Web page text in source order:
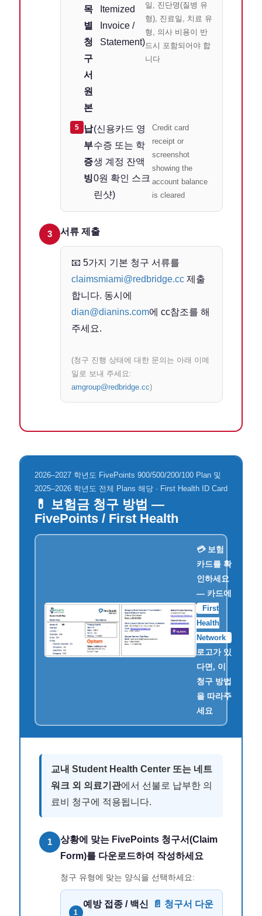
목
별
청
구
서
원
본
Itemized
Invoice /
Statement)
일, 진단명(질병 유
형), 진료일, 치료 유
형, 의사 비용이 반
드시 포함되어야 합
니다
5
납
부
증
빙
(신용카드 영
수증 또는 학
생 계정 잔액
0원 확인 스크
린샷)
Credit card
receipt or
screenshot
showing the
account balance
is cleared
3 서류 제출
📧 5가지 기본 청구 서류를
claimsmiami@redbridge.cc제출
합니다. 동시에
dian@dianins.com에 cc참조를 해
주세요.
(청구 진행 상태에 대한 문의는 아래 이메
일로 보내 주세요:
amgroup@redbridge.cc)
2026–2027 학년도 FivePoints 900/500/200/100 Plan 및
2025–2026 학년도 전체 Plans 해당 · First Health ID Card
💊 보험금 청구 방법 —
FivePoints / First Health
💳 보험
카드를 확
인하세요
— 카드에
First
Health
Network
로고가 있
다면, 이
청구 방법
을 따라주
세요
교내 Student Health Center 또는 네트
워크 외 의료기관에서 선불로 납부한 의
료비 청구에 적용됩니다.
1
상황에 맞는 FivePoints 청구서(Claim
Form)를 다운로드하여 작성하세요
청구 유형에 맞는 양식을 선택하세요:
1
예방 접종 / 백신
📄 청구서 다운